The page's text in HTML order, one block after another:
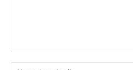
Enter